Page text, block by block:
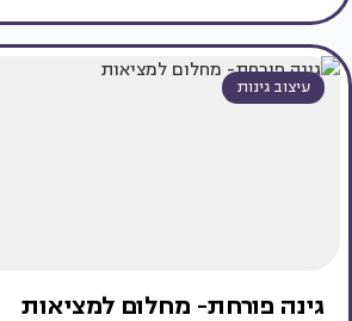
עיצוב גינות
גינה פורחת- מחלום למציאות